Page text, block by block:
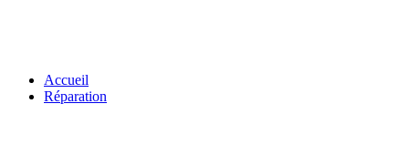
Accueil
Réparation